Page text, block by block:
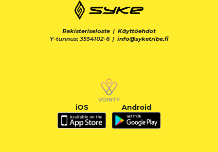
Rekisteriseloste | Käyttöehdot
Y-tunnus: 3554102-6 | info@syketribe.fi
iOS Android